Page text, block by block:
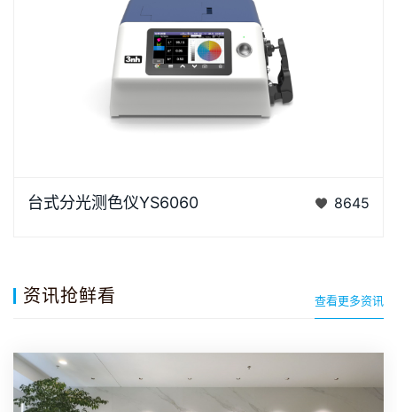
的国产台式光栅分光测色仪， TFT真彩7inch电容触摸
台式分光测色仪YS6060 8645
资讯抢鲜看 查看更多资讯